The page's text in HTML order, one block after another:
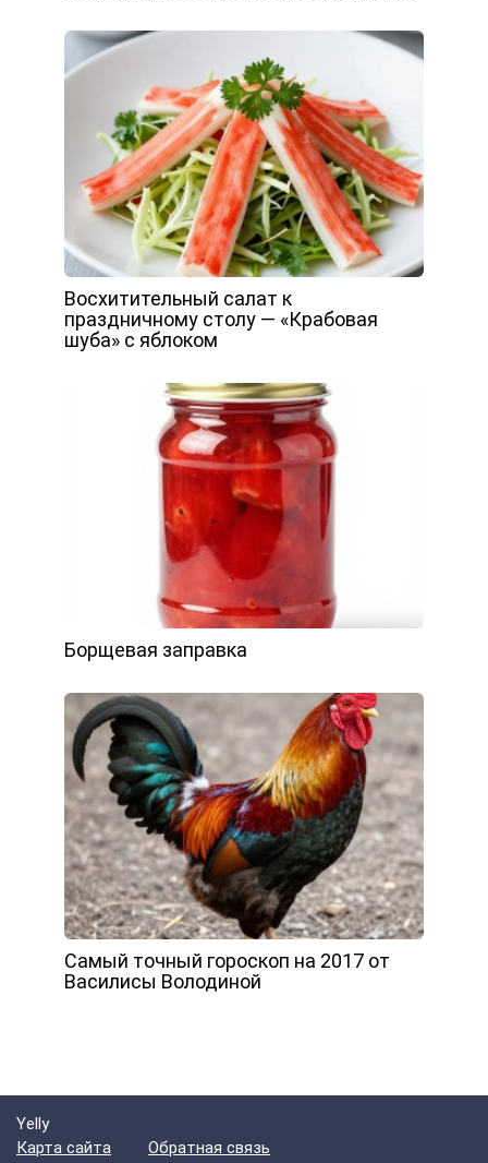
Восхитительный салат к
праздничному столу — «Крабовая
шуба» с яблоком
Борщевая заправка
Самый точный гороскоп на 2017 от
Василисы Володиной
Yelly
Карта сайта
Обратная связь